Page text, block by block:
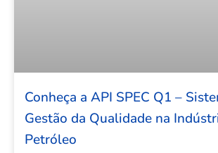
Conheça a API SPEC Q1 –
Gestão da Qualidade na
Petróleo